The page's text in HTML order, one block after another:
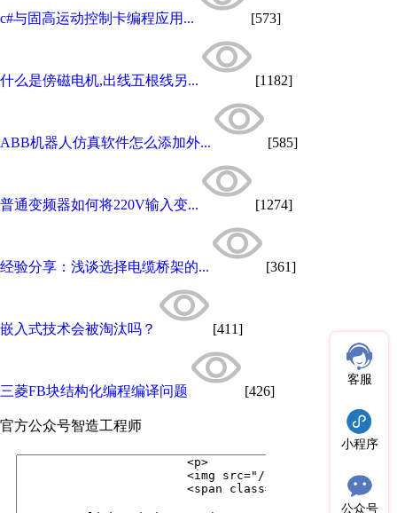
c#与固高运动控制卡编程应用... [573]
什么是傍磁电机,出线五根线另... [1182]
ABB机器人仿真软件怎么添加外... [585]
普通变频器如何将220V输入变... [1274]
经验分享：浅谈选择电缆桥架的... [361]
嵌入式技术会被淘汰吗？ [411]
三菱FB块结构化编程编译问题 [426]
官方公众号智造工程师
客服
小程序
公众号